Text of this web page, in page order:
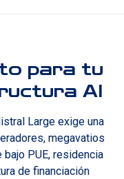
para tu
AI
Large exige una
megavatios
PUE, residencia
de financiación